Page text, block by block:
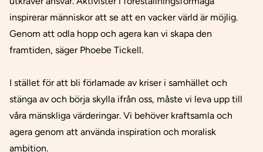
inspirerar människor att se att en vacker värld är möjlig.
Genom att odla hopp och agera kan vi skapa den
framtiden, säger Phoebe Tickell.
I stället för att bli förlamade av kriser i samhället och
stänga av och börja skylla ifrån oss, måste vi leva upp till
våra mänskliga värderingar. Vi behöver kraftsamla och
agera genom att använda inspiration och moralisk
ambition.